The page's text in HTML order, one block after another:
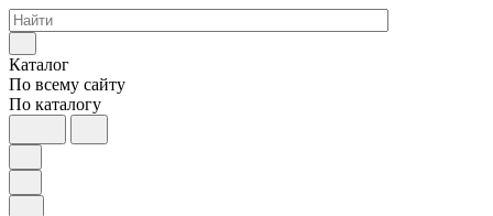
Каталог
По всему сайту
По каталогу